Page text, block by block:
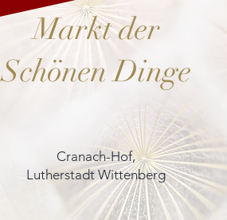
Markt der
Schönen Dinge
Cranach-Hof,
Lutherstadt Wittenberg